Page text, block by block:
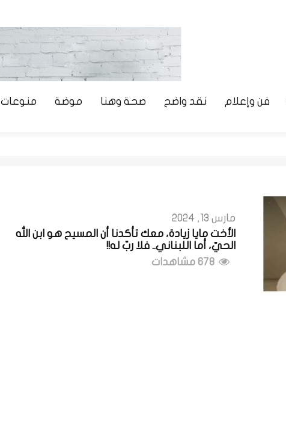
فن وإعلام نقد واضح صحة وهنا موضة منوعات
مارس 13, 2024
الأخت مايا زيادة، معك تأكدنا أن المسيح هو ابن الله
الحيّ، أما اللبناني.. فلا ربّ له!!